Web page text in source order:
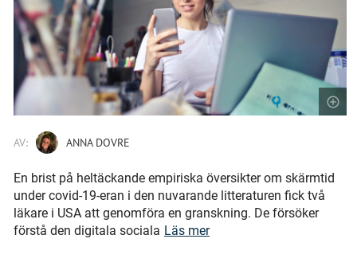
AV: ANNA DOVRE
En brist på heltäckande empiriska översikter om skärmtid
under covid-19-eran i den nuvarande litteraturen fick två
läkare i USA att genomföra en granskning. De försöker
förstå den digitala sociala Läs mer